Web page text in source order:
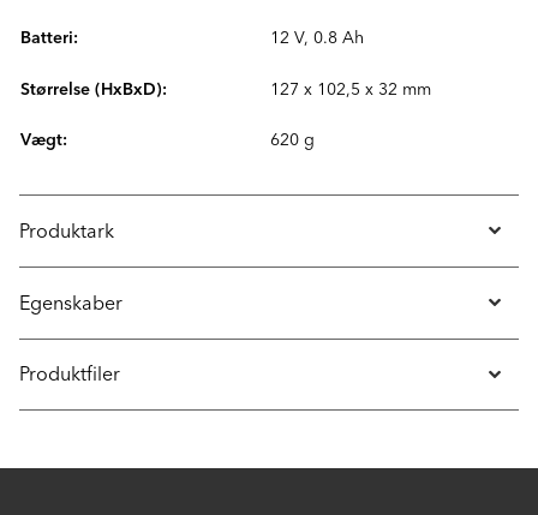
Batteri: 12 V, 0.8 Ah
Størrelse (HxBxD): 127 x 102,5 x 32 mm
Vægt: 620 g
Produktark
Egenskaber
Produktfiler